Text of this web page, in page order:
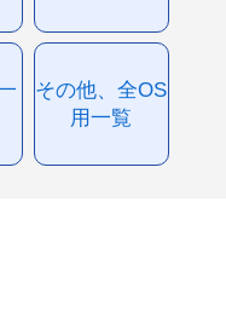
その他、全OS
用一覧